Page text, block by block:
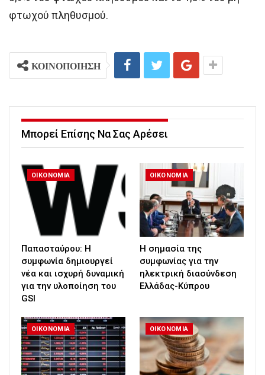
φτωχού πληθυσμού.
ΚΟΙΝΟΠΟΙΗΣΗ
Μπορεί Επίσης Να Σας Αρέσει
ΟΙΚΟΝΟΜΙΑ
Παπασταύρου: Η
συμφωνία δημιουργεί
νέα και ισχυρή δυναμική
για την υλοποίηση του
GSI
ΟΙΚΟΝΟΜΙΑ
H σημασία της
συμφωνίας για την
ηλεκτρική διασύνδεση
Ελλάδας-Κύπρου
ΟΙΚΟΝΟΜΙΑ ΟΙΚΟΝΟΜΙΑ